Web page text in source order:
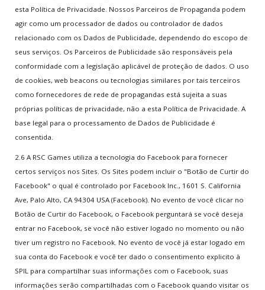
esta Política de Privacidade. Nossos Parceiros de Propaganda podem
agir como um processador de dados ou controlador de dados
relacionado com os Dados de Publicidade, dependendo do escopo de
seus serviços. Os Parceiros de Publicidade são responsáveis pela
conformidade com a legislação aplicável de proteção de dados. O uso
de cookies, web beacons ou tecnologias similares por tais terceiros
como fornecedores de rede de propagandas está sujeita a suas
próprias políticas de privacidade, não a esta Política de Privacidade. A
base legal para o processamento de Dados de Publicidade é
consentida.
2.6 A RSC Games utiliza a tecnologia do Facebook para fornecer
certos serviços nos Sites. Os Sites podem incluir o "Botão de Curtir do
Facebook" o qual é controlado por Facebook Inc., 1601 S. California
Ave, Palo Alto, CA 94304 USA (Facebook). No evento de você clicar no
Botão de Curtir do Facebook, o Facebook perguntará se você deseja
entrar no Facebook, se você não estiver logado no momento ou não
tiver um registro no Facebook. No evento de você já estar logado em
sua conta do Facebook e você ter dado o consentimento explicito à
SPIL para compartilhar suas informações com o Facebook, suas
informações serão compartilhadas com o Facebook quando visitar os